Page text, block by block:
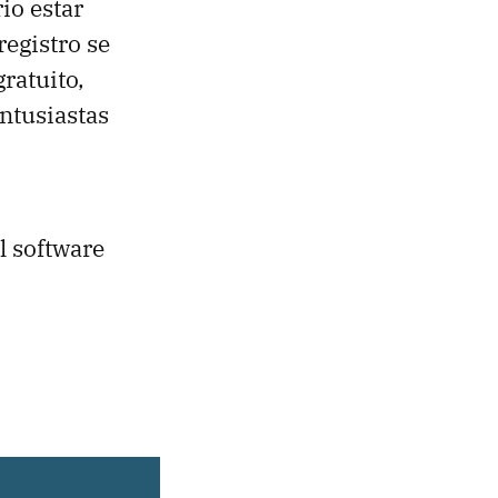
estar
se
software